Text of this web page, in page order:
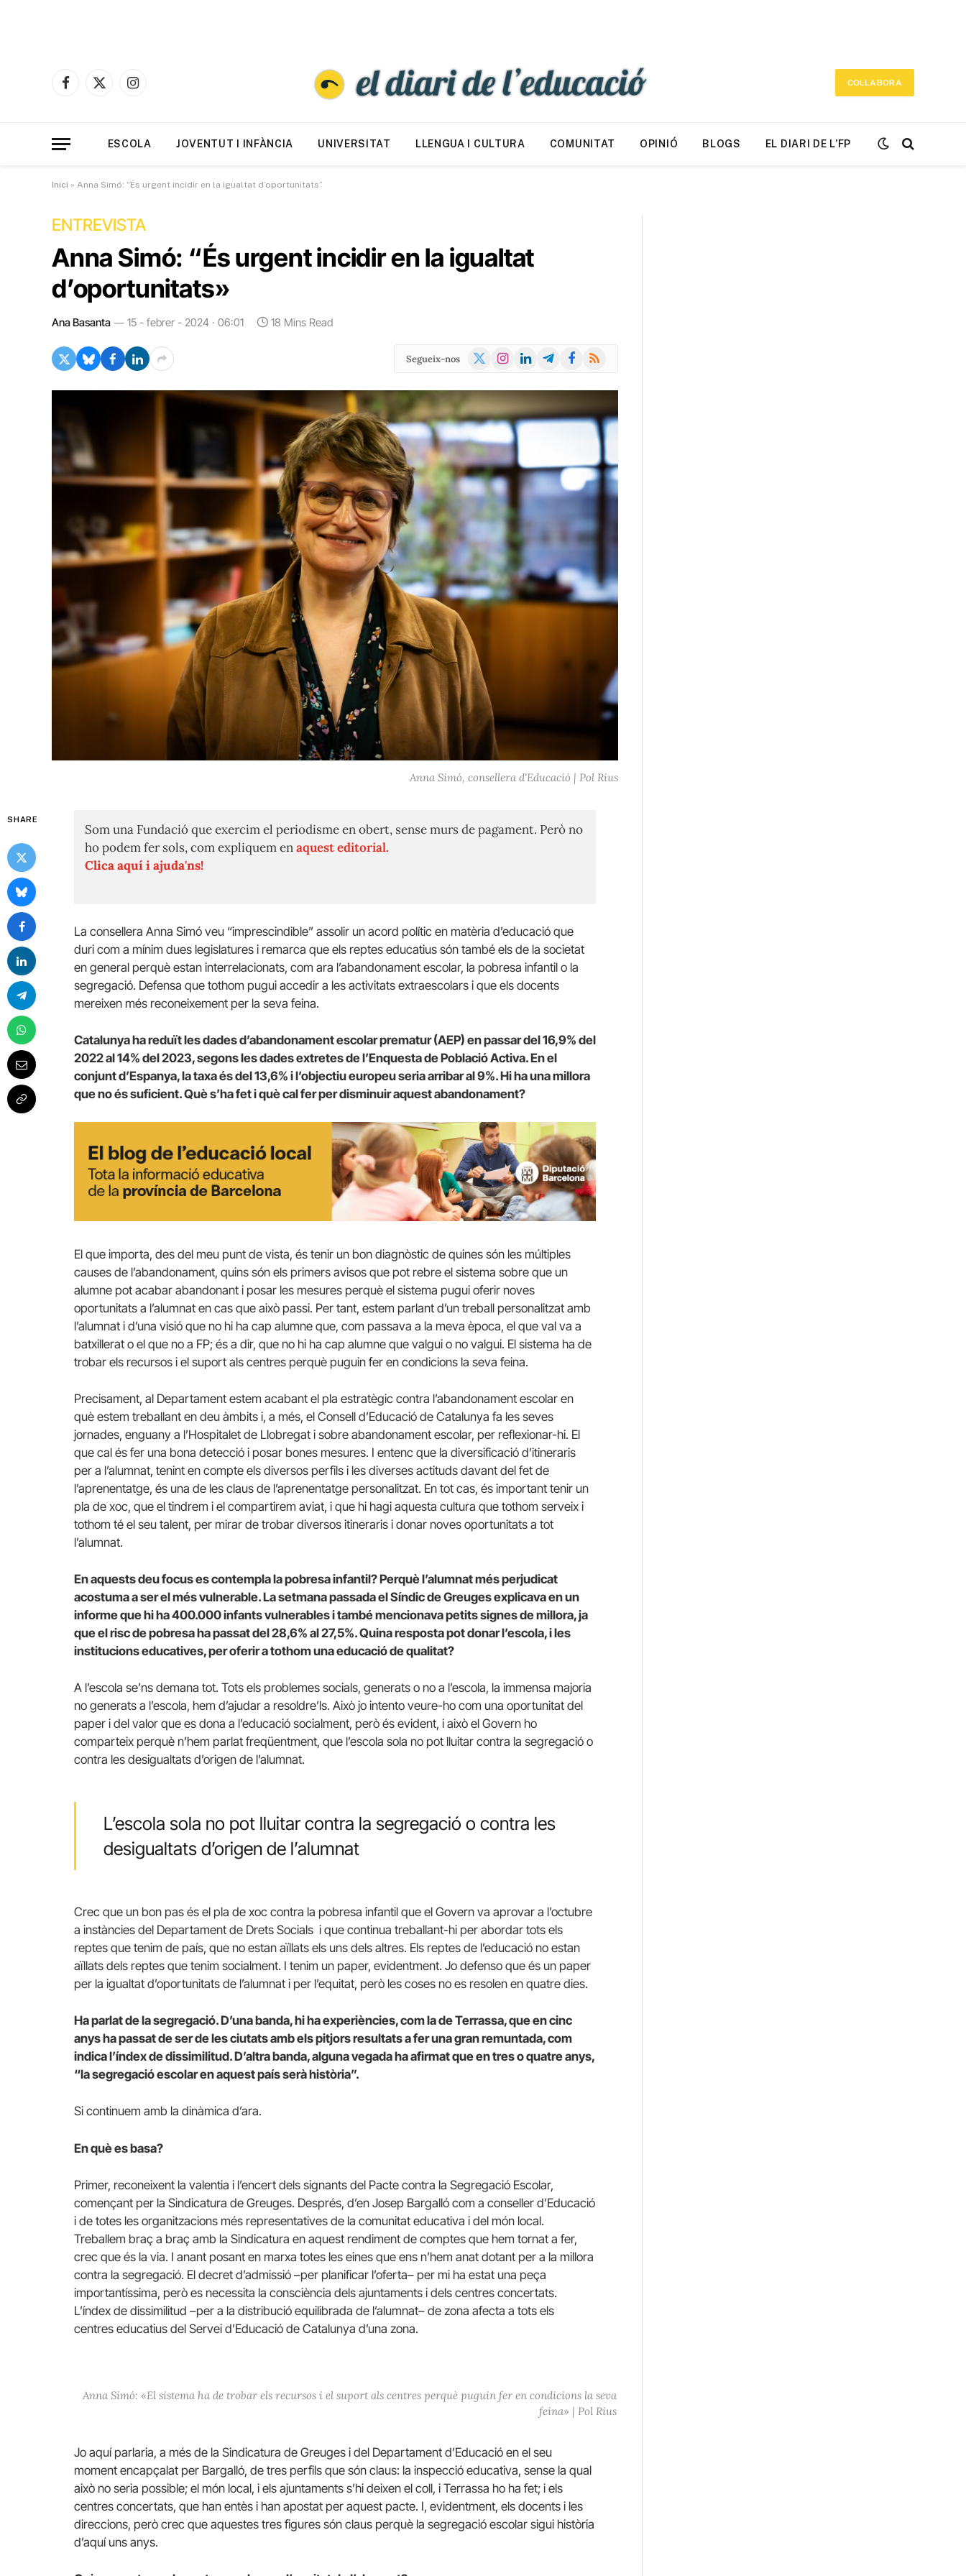
Facebook
X
Instagram
COL·LABORA
ESCOLA JOVENTUT I INFÀNCIA UNIVERSITAT LLENGUA I CULTURA COMUNITAT OPINIÓ BLOGS EL DIARI DE L’FP
Inici » Anna Simó: “És urgent incidir en la igualtat d’oportunitats”
ENTREVISTA
Anna Simó: “És urgent incidir en la igualtat
d’oportunitats»
Ana Basanta 15 - febrer - 2024 · 06:01 18 Mins Read
Segueix-nos
X
Instagram
LinkedInTelegramFacebook
RSS
Anna Simó, consellera d'Educació | Pol Rius
SHARE
Som una Fundació que exercim el periodisme en obert, sense murs de pagament. Però no
ho podem fer sols, com expliquem enaquest editorial.
Clica aquí i ajuda'ns!
La consellera Anna Simó veu “imprescindible” assolir un acord polític en matèria d’educació que
duri com a mínim dues legislatures i remarca que els reptes educatius són també els de la societat
en general perquè estan interrelacionats, com ara l’abandonament escolar, la pobresa infantil o la
segregació. Defensa que tothom pugui accedir a les activitats extraescolars i que els docents
mereixen més reconeixement per la seva feina.
Catalunya ha reduït les dades d’abandonament escolar prematur (AEP) en passar del 16,9% del
2022 al 14% del 2023, segons les dades extretes de l’Enquesta de Població Activa. En el
conjunt d’Espanya, la taxa és del 13,6% i l’objectiu europeu seria arribar al 9%. Hi ha una millora
que no és suficient. Què s’ha fet i què cal fer per disminuir aquest abandonament?
El que importa, des del meu punt de vista, és tenir un bon diagnòstic de quines són les múltiples
causes de l’abandonament, quins són els primers avisos que pot rebre el sistema sobre que un
alumne pot acabar abandonant i posar les mesures perquè el sistema pugui oferir noves
oportunitats a l’alumnat en cas que això passi. Per tant, estem parlant d’un treball personalitzat amb
l’alumnat i d’una visió que no hi ha cap alumne que, com passava a la meva època, el que val va a
batxillerat o el que no a FP; és a dir, que no hi ha cap alumne que valgui o no valgui. El sistema ha de
trobar els recursos i el suport als centres perquè puguin fer en condicions la seva feina.
Precisament, al Departament estem acabant el pla estratègic contra l’abandonament escolar en
què estem treballant en deu àmbits i, a més, el Consell d’Educació de Catalunya fa les seves
jornades, enguany a l’Hospitalet de Llobregat i sobre abandonament escolar, per reflexionar-hi. El
que cal és fer una bona detecció i posar bones mesures. I entenc que la diversificació d’itineraris
per a l’alumnat, tenint en compte els diversos perfils i les diverses actituds davant del fet de
l’aprenentatge, és una de les claus de l’aprenentatge personalitzat. En tot cas, és important tenir un
pla de xoc, que el tindrem i el compartirem aviat, i que hi hagi aquesta cultura que tothom serveix i
tothom té el seu talent, per mirar de trobar diversos itineraris i donar noves oportunitats a tot
l’alumnat.
En aquests deu focus es contempla la pobresa infantil? Perquè l’alumnat més perjudicat
acostuma a ser el més vulnerable. La setmana passada el Síndic de Greuges explicava en un
informe que hi ha 400.000 infants vulnerables i també mencionava petits signes de millora, ja
que el risc de pobresa ha passat del 28,6% al 27,5%. Quina resposta pot donar l’escola, i les
institucions educatives, per oferir a tothom una educació de qualitat?
A l’escola se’ns demana tot. Tots els problemes socials, generats o no a l’escola, la immensa majoria
no generats a l’escola, hem d’ajudar a resoldre’ls. Això jo intento veure-ho com una oportunitat del
paper i del valor que es dona a l’educació socialment, però és evident, i això el Govern ho
comparteix perquè n’hem parlat freqüentment, que l’escola sola no pot lluitar contra la segregació o
contra les desigualtats d’origen de l’alumnat.
L’escola sola no pot lluitar contra la segregació o contra les
desigualtats d’origen de l’alumnat
Crec que un bon pas és el pla de xoc contra la pobresa infantil que el Govern va aprovar a l’octubre
a instàncies del Departament de Drets Socials i que continua treballant-hi per abordar tots els
reptes que tenim de país, que no estan aïllats els uns dels altres. Els reptes de l’educació no estan
aïllats dels reptes que tenim socialment. I tenim un paper, evidentment. Jo defenso que és un paper
per la igualtat d’oportunitats de l’alumnat i per l’equitat, però les coses no es resolen en quatre dies.
Ha parlat de la segregació. D’una banda, hi ha experiències, com la de Terrassa, que en cinc
anys ha passat de ser de les ciutats amb els pitjors resultats a fer una gran remuntada, com
indica l’índex de dissimilitud. D’altra banda, alguna vegada ha afirmat que en tres o quatre anys,
“la segregació escolar en aquest país serà història”.
Si continuem amb la dinàmica d’ara.
En què es basa?
Primer, reconeixent la valentia i l’encert dels signants del Pacte contra la Segregació Escolar,
començant per la Sindicatura de Greuges. Després, d’en Josep Bargalló com a conseller d’Educació
i de totes les organitzacions més representatives de la comunitat educativa i del món local.
Treballem braç a braç amb la Sindicatura en aquest rendiment de comptes que hem tornat a fer,
crec que és la via. I anant posant en marxa totes les eines que ens n’hem anat dotant per a la millora
contra la segregació. El decret d’admissió –per planificar l’oferta– per mi ha estat una peça
importantíssima, però es necessita la consciència dels ajuntaments i dels centres concertats.
L’índex de dissimilitud –per a la distribució equilibrada de l’alumnat– de zona afecta a tots els
centres educatius del Servei d’Educació de Catalunya d’una zona.
Anna Simó: «El sistema ha de trobar els recursos i el suport als centres perquè puguin fer en condicions la seva
feina» | Pol Rius
Jo aquí parlaria, a més de la Sindicatura de Greuges i del Departament d’Educació en el seu
moment encapçalat per Bargalló, de tres perfils que són claus: la inspecció educativa, sense la qual
això no seria possible; el món local, i els ajuntaments s’hi deixen el coll, i Terrassa ho ha fet; i els
centres concertats, que han entès i han apostat per aquest pacte. I, evidentment, els docents i les
direccions, però crec que aquestes tres figures són claus perquè la segregació escolar sigui història
d’aquí uns anys.